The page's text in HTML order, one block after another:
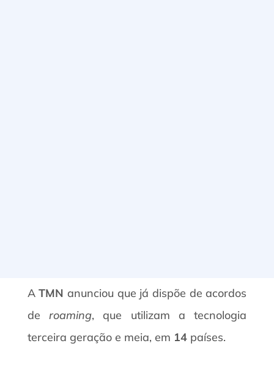
ATMN anunciou que já dispõe de acordos
deroaming, que utilizam a tecnologia
terceira geração e meia, em 14países.